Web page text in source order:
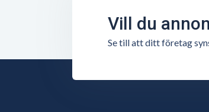
Vill du
Se till att ditt företag